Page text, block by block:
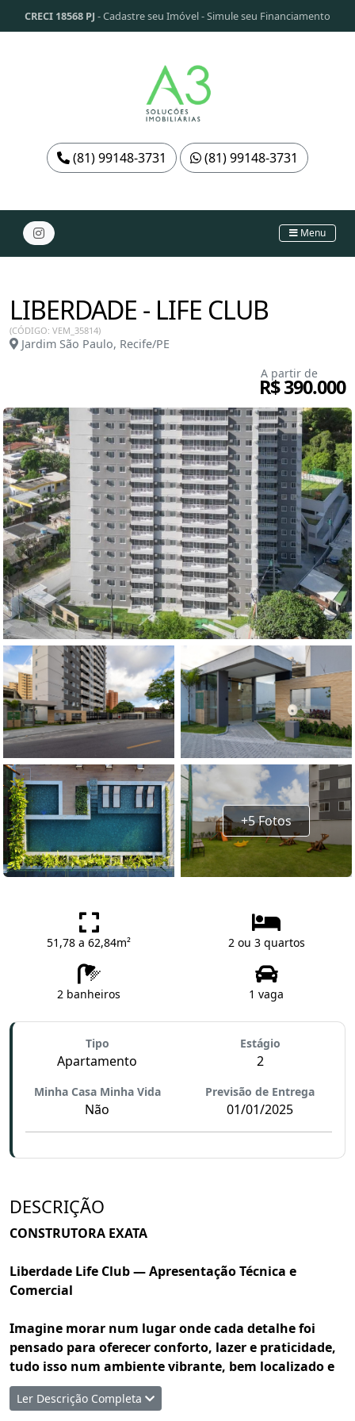
CRECI 18568 PJ -Cadastre seu Imóvel-Simule seu Financiamento
(81) 99148-3731 (81) 99148-3731
Menu
LIBERDADE - LIFE CLUB
(CÓDIGO: VEM_35814)
Jardim São Paulo, Recife/PE
A partir de
R$ 390.000
+5 Fotos
51,78 a 62,84m² 2 ou 3 quartos
2 banheiros 1 vaga
Tipo
Apartamento
Estágio
2
Minha Casa Minha Vida
Não
Previsão de Entrega
01/01/2025
DESCRIÇÃO
CONSTRUTORA EXATA
Liberdade Life Club — Apresentação Técnica e
Comercial
Imagine morar num lugar onde cada detalhe foi
pensado para oferecer conforto, lazer e praticidade,
tudo isso num ambiente vibrante, bem localizado e
com estrutura de condomínio-clube. Esse lugar é o
Liberdade Life Club, um empreendimento da Exata
Ler Descrição Completa